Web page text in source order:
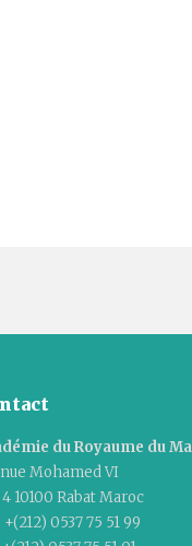
du Royaume du
Mohamed VI
10100 Rabat Maroc
0537 75 51 99